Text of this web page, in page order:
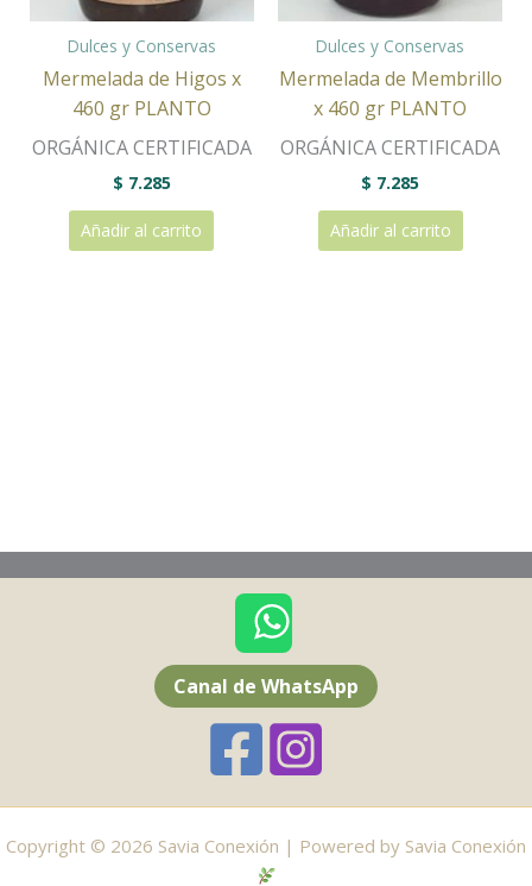
Dulces y Conservas
Mermelada de Higos x
460 gr PLANTO
ORGÁNICA CERTIFICADA
$ 7.285
Añadir al carrito
Dulces y Conservas
Mermelada de Membrillo
x 460 gr PLANTO
ORGÁNICA CERTIFICADA
$ 7.285
Añadir al carrito
Canal de WhatsApp
Copyright © 2026 Savia Conexión | Powered by Savia Conexión